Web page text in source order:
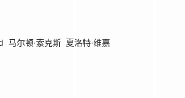
马尔顿·索克斯 夏洛特·维嘉